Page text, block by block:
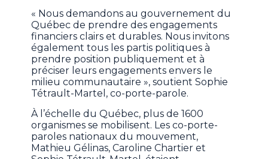
« Nous demandons au gouvernement du
Québec de prendre des engagements
financiers clairs et durables. Nous invitons
également tous les partis politiques à
prendre position publiquement et à
préciser leurs engagements envers le
milieu communautaire », soutient Sophie
Tétrault-Martel, co-porte-parole.
À l’échelle du Québec, plus de 1600
organismes se mobilisent. Les co-porte-
paroles nationaux du mouvement,
Mathieu Gélinas, Caroline Chartier et